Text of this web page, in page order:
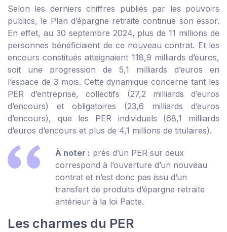
Selon les derniers chiffres publiés par les pouvoirs
publics, le Plan d’épargne retraite continue son essor.
En effet, au 30 septembre 2024, plus de 11 millions de
personnes bénéficiaient de ce nouveau contrat. Et les
encours constitués atteignaient 118,9 milliards d’euros,
soit une progression de 5,1 milliards d’euros en
l’espace de 3 mois. Cette dynamique concerne tant les
PER d’entreprise, collectifs (27,2 milliards d’euros
d’encours) et obligatoires (23,6 milliards d’euros
d’encours), que les PER individuels (68,1 milliards
d’euros d’encours et plus de 4,1 millions de titulaires).
À noter : près d’un PER sur deux
correspond à l’ouverture d’un nouveau
contrat et n’est donc pas issu d’un
transfert de produits d’épargne retraite
antérieur à la loi Pacte.
Les charmes du PER